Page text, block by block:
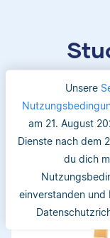
Unsere
am 21. August
Dienste nach dem
du dich
einverstanden und